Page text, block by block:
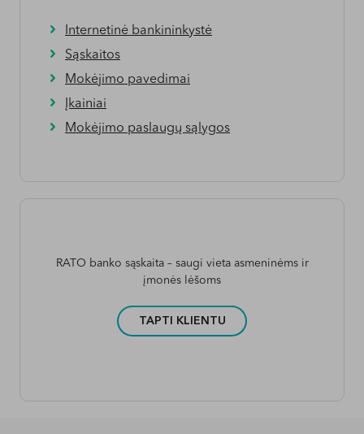
Internetinė bankininkystė
Sąskaitos
Mokėjimo pavedimai
Įkainiai
Mokėjimo paslaugų sąlygos
RATO banko sąskaita – saugi vieta asmeninėms ir
įmonės lėšoms
TAPTI KLIENTU